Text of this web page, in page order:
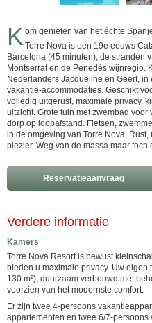
K om genieten van het échte
Torre Nova is een 19e eeuws
Barcelona (45 minuten), de stranden
Montserrat en de Penedès wijnregio.
Nederlanders Jacqueline en Geert,
vakantie-accommodaties. Geschikt
volledig uitgerust, maximale privacy,
uitzicht. Grote tuin met zwembad
dorp op loopafstand. Fietsen,
in de omgeving van Torre Nova.
plezier. Weg van de massa maar toch
Reservatieaanvraag
Verdere informatie
Kamers
Torre Nova Resort is bewust
bieden u maximale privacy. Uw eigen
130 m²), duurzaam verbouwd met
voorzien van het modernste comfort.
Er zijn twee 4-persoons
appartementen en twee 6/7-